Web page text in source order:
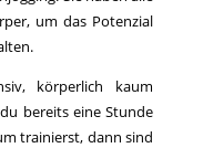
um das Potenzial
körperlich kaum
bereits eine Stunde
trainierst, dann sind